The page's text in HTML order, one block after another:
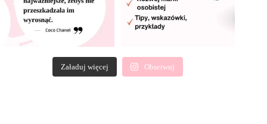
Załaduj więcej Obserwuj